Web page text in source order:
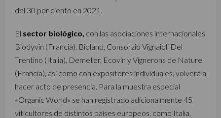
del 30 por ciento en 2021.
El sector biológico, con las asociaciones internacionales
Biodyvin (Francia), Bioland, Consorzio Vignaioli Del
Trentino (Italia), Demeter, Ecovin y Vignerons de Nature
(Francia), así como con expositores individuales, volverá a
hacer acto de presencia. Para la muestra especial
«Organic World» se han registrado adicionalmente 45
viticultores de distintos países europeos, como Italia,